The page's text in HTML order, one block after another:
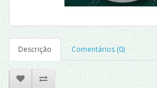
Descrição Comentários (0)